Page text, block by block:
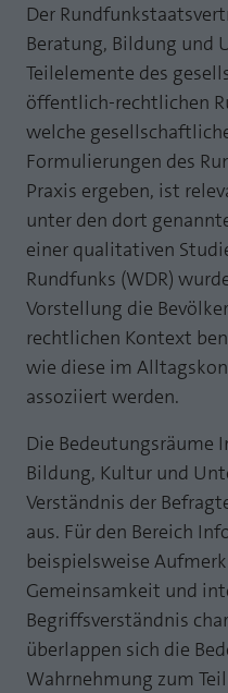
MP auf Mastodon
MP auf LinkedIn
Newsletter
Der
Beratung, Bildung und
Teilelemente des
öffentlich-rechtlichen
welche
Formulierungen des
Praxis ergeben, ist
unter den dort
einer qualitativen
Rundfunks (WDR)
Vorstellung die
rechtlichen Kontext
wie diese im
assoziiert werden.
Die Bedeutungsräume
Bildung, Kultur und
Verständnis der
aus. Für den Bereich
beispielsweise
Gemeinsamkeit und
Begriffsverständnis
überlappen sich die
Wahrnehmung zum
Name
Anbieter
Zweck
Dieses
Cookie
eines
Name
Anbieter
Laufzeit
Zweck PHPs
Cookie-
Statistik und
CROSS-DEVICE ANALYTICS
Name
Anbieter
Laufzeit
Zweck
Cookie
Name
Anbieter
Laufzeit
Zweck
Cookie
Cookie-